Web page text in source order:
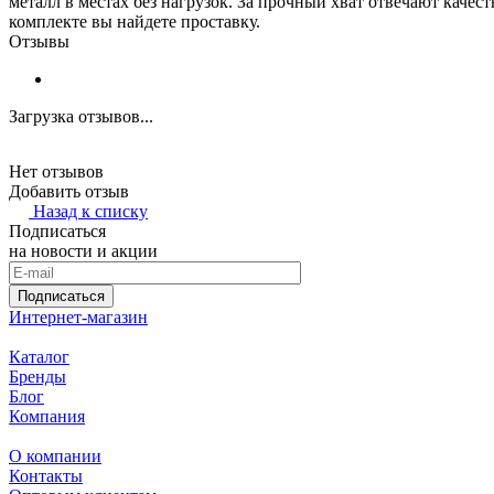
комплекте вы найдете проставку.
Отзывы
Загрузка отзывов...
Нет отзывов
Добавить отзыв
Назад к списку
Подписаться
на новости и акции
Подписаться
Интернет-магазин
Каталог
Бренды
Блог
Компания
О компании
Контакты